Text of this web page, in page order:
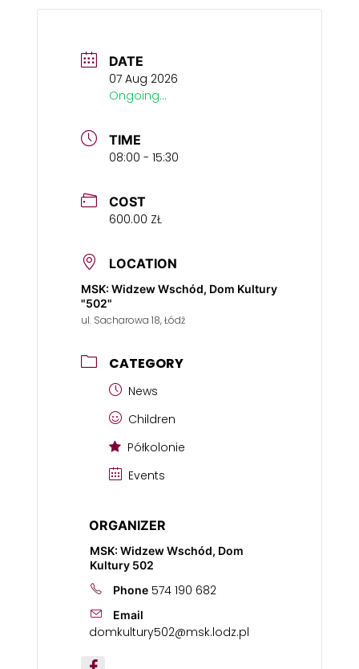
DATE
07 Aug 2026
Ongoing...
TIME
08:00 - 15:30
COST
600.00 ZŁ
LOCATION
MSK: Widzew Wschód, Dom Kultury
"502"
ul. Sacharowa 18, Łódź
CATEGORY
News
Children
Półkolonie
Events
ORGANIZER
MSK: Widzew Wschód, Dom
Kultury 502
Phone 574 190 682
Email
domkultury502@msk.lodz.pl